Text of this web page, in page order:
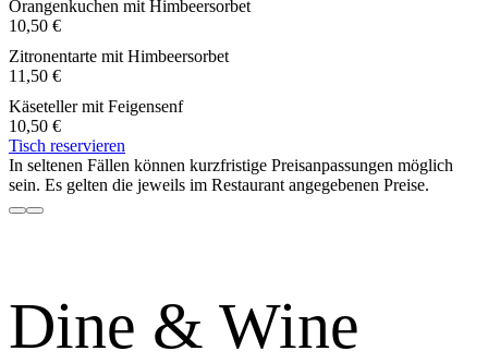
Orangenkuchen mit Himbeersorbet
10,50 €
Zitronentarte mit Himbeersorbet
11,50 €
Käseteller mit Feigensenf
10,50 €
Tisch reservieren
In seltenen Fällen können kurzfristige Preisanpassungen möglich
sein. Es gelten die jeweils im Restaurant angegebenen Preise.
Dine & Wine